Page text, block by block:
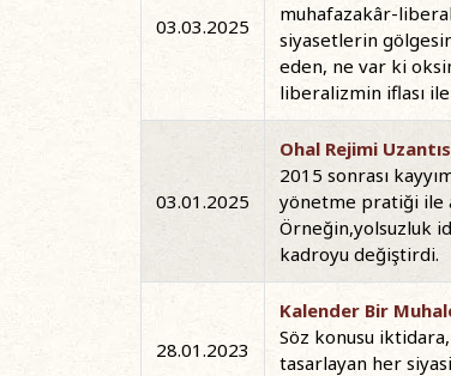
03.03.2025
muhafazakâr-liberal
siyasetlerin
eden, ne var ki
liberalizmin iflası ile
03.01.2025
Ohal Rejimi
2015 sonrası
yönetme pratiği ile
Örneğin,yolsuzluk
kadroyu değiştirdi.
28.01.2023
Kalender Bir
Söz konusu
tasarlayan her